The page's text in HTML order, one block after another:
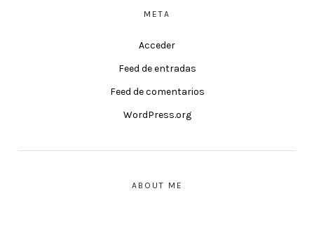
META
Acceder
Feed de entradas
Feed de comentarios
WordPress.org
ABOUT ME